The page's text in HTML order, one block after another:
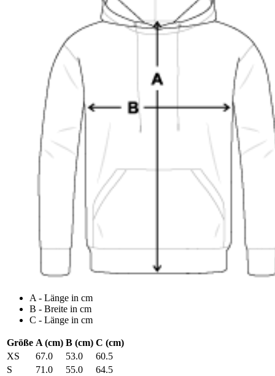
A - Länge in cm
B - Breite in cm
C - Länge in cm
Größe A (cm) B (cm) C (cm)
XS
67.0 53.0
60.5
S
71.0 55.0
64.5